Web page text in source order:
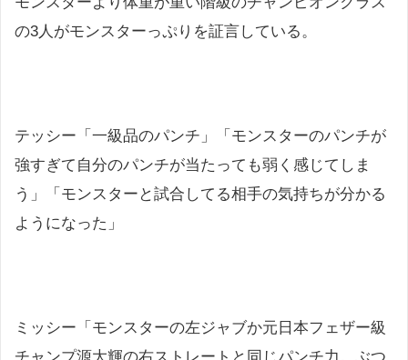
の3人がモンスターっぷりを証言している。
テッシー「一級品のパンチ」「モンスターのパンチが
強すぎて自分のパンチが当たっても弱く感じてしま
う」「モンスターと試合してる相手の気持ちが分かる
ようになった」
ミッシー「モンスターの左ジャブか元日本フェザー級